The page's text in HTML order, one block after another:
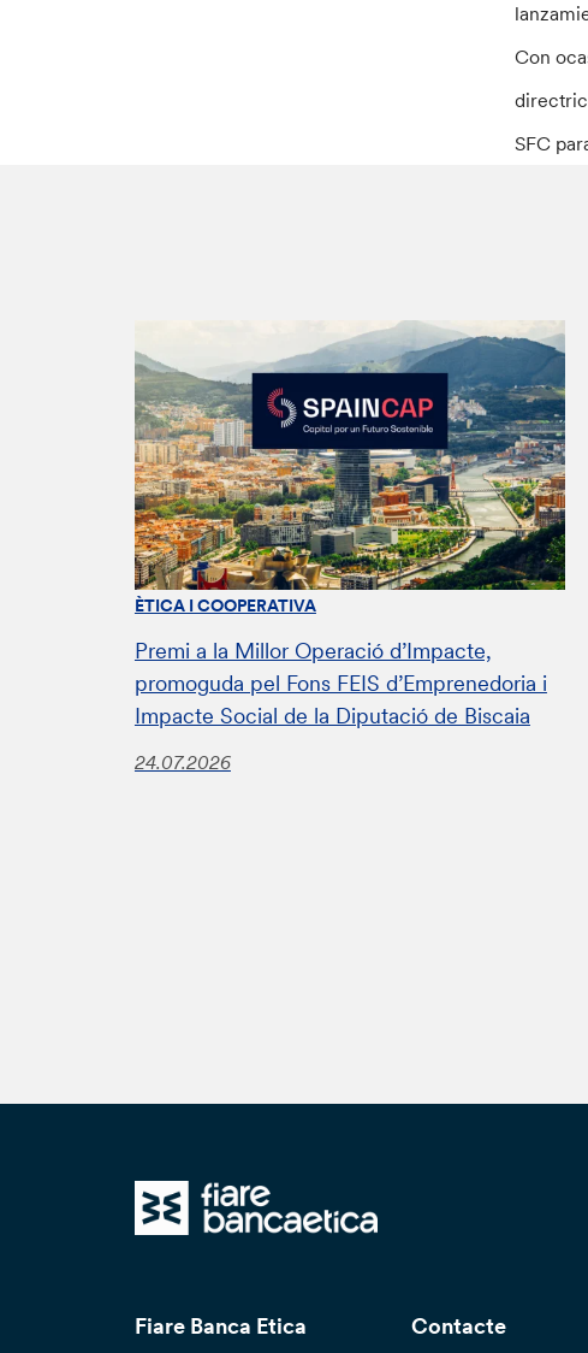
Con
SFC
ÈTICA I COOPERATIVA
Premi a la Millor Operació d’Impacte,
promoguda pel Fons FEIS d’Emprenedoria i
Impacte Social de la Diputació de Biscaia
24.07.2026
Fiare Banca Etica Contacte